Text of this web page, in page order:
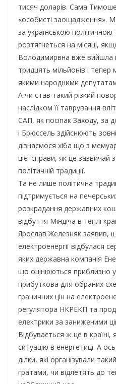
тисяч доларів. Сама
«особисті заощадження».
за українською політичною
розтягнеться на місяці,
Володимирвна вже вийшла
тридцять мільйонів і
якими народними
А чи став такий різкий
наслідком її таврування
САП, як посіпак Заходу, за
і Брюссель здійснюють
дізнаємося хіба що з
цієї справи, як це зазвичай
політичній традиції.
Та не лише політична
підтримується на
розкрадання державних
відбуття Міндіча в теплі
Ярослав Железняк заявив,
електроенергії відбулася
яких державна компанія
що оцінюються приблизно у
прибуткова для обраних
граничних цін на
регулятора НКРЕКП та
електрики за заниженими
Відбувається ж це в
ситуацію в енергетиці. А
ділки, які організували
гратами, чи відлетять до